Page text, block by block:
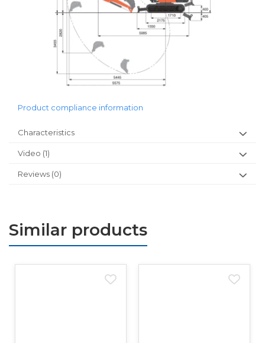
Product compliance information
Characteristics
Video (1)
Reviews (0)
Similar products